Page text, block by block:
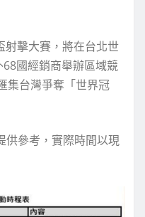
射擊大賽，將在台北世
國經銷商舉辦區域競
集台灣爭奪「世界冠
供參考，實際時間以現